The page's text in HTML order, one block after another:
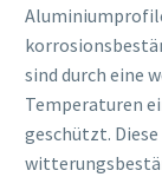
sind durch eine
Temperaturen
geschützt.